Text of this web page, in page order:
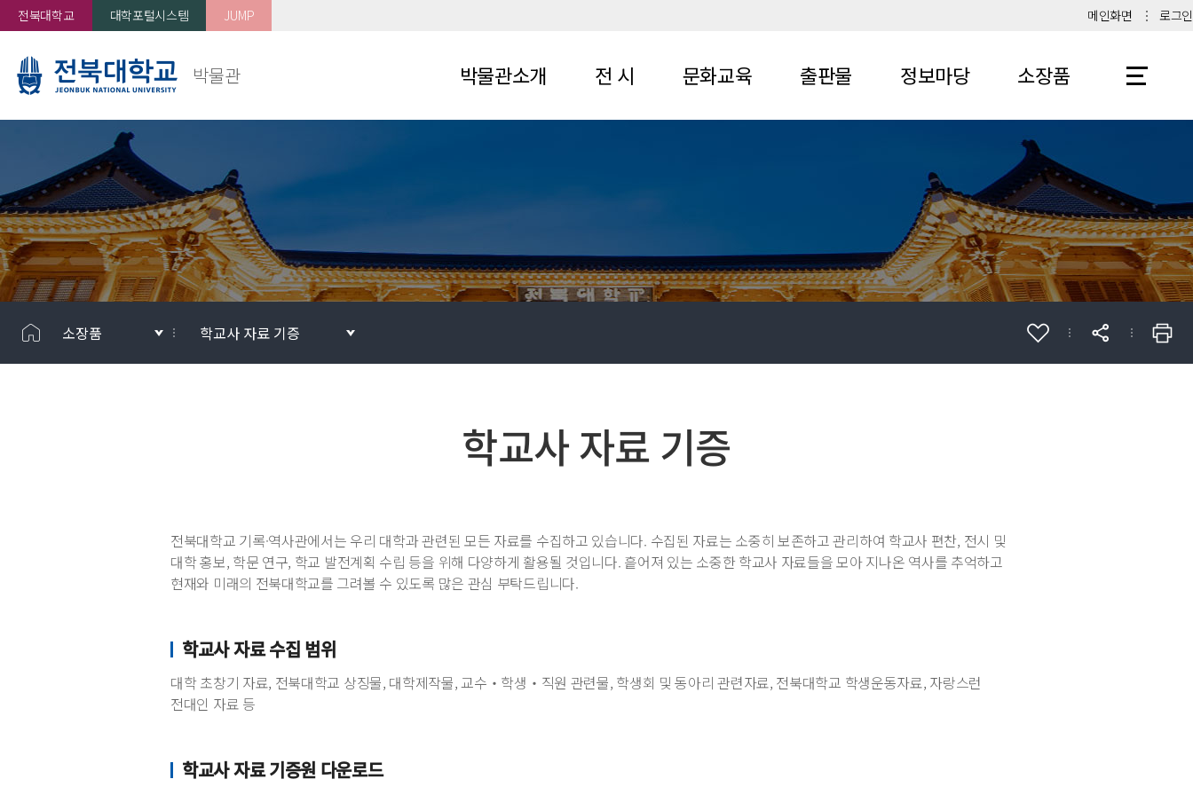
전북대학교 대학포털시스템 JUMP 메인화면 로그인
박물관 박물관소개
조직
관람안내
전 시
기록·
역사관
문화교육 출판물 정보마당
보도자료
대관안내
자료실
관련 사이트
소장품
소장품 현황
열람 및
복제
기증 및
기탁
학교사 자료
기증
소장품 학교사 자료 기증
학교사 자료 기증
전북대학교 기록·역사관에서는 우리 대학과 관련된 모든 자료를 수집하고 있습니다. 수집된 자료는 소중히 보존하고 관리하여 학교사 편찬, 전시 및
대학 홍보, 학문 연구, 학교 발전계획 수립 등을 위해 다양하게 활용될 것입니다. 흩어져 있는 소중한 학교사 자료들을 모아 지나온 역사를 추억하고
현재와 미래의 전북대학교를 그려볼 수 있도록 많은 관심 부탁드립니다.
학교사 자료 수집 범위
대학 초창기 자료, 전북대학교 상징물, 대학제작물, 교수‧학생‧직원 관련물, 학생회 및 동아리 관련자료, 전북대학교 학생운동자료, 자랑스런
전대인 자료 등
학교사 자료 기증원 다운로드